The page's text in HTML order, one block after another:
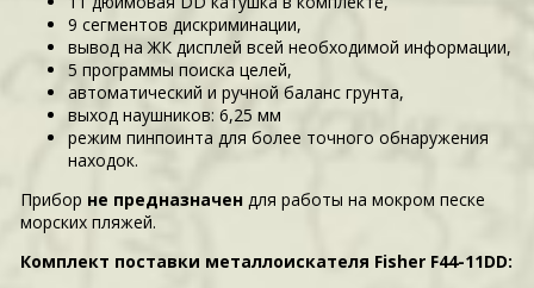
9 сегментов дискриминации,
вывод на ЖК дисплей всей необходимой информации,
5 программы поиска целей,
автоматический и ручной баланс грунта,
выход наушников: 6,25 мм
режим пинпоинта для более точного обнаружения
находок.
Прибор не предназначен для работы на мокром песке
морских пляжей.
Комплект поставки металлоискателя Fisher F44-11DD: